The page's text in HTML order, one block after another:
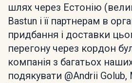
шлях через Естонію
Bastun і її партнерам в
придбання і доставки
перегону через кордон
компанія з багатьох
подякувати @Andrii Golub,